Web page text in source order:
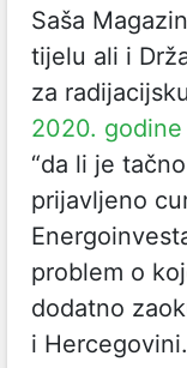
Saša
tijelu ali i
za
2020. godine
“da li je
prijavljeno
problem o
dodatno
i Hercegovini.